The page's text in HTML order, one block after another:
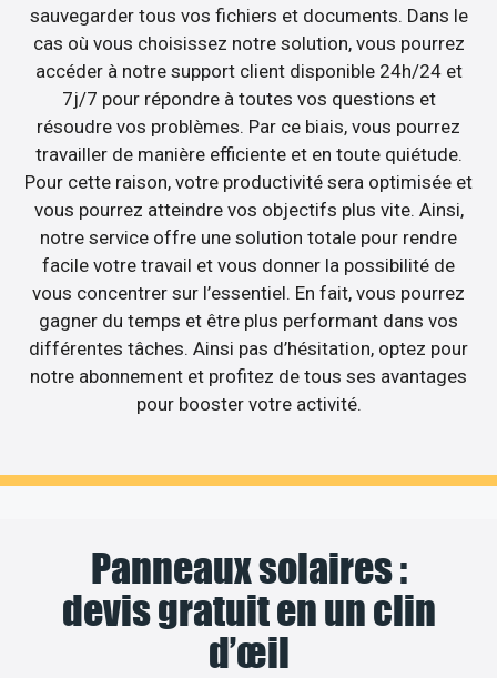
sauvegarder tous vos fichiers et documents. Dans le
cas où vous choisissez notre solution, vous pourrez
accéder à notre support client disponible 24h/24 et
7j/7 pour répondre à toutes vos questions et
résoudre vos problèmes. Par ce biais, vous pourrez
travailler de manière efficiente et en toute quiétude.
Pour cette raison, votre productivité sera optimisée et
vous pourrez atteindre vos objectifs plus vite. Ainsi,
notre service offre une solution totale pour rendre
facile votre travail et vous donner la possibilité de
vous concentrer sur l’essentiel. En fait, vous pourrez
gagner du temps et être plus performant dans vos
différentes tâches. Ainsi pas d’hésitation, optez pour
notre abonnement et profitez de tous ses avantages
pour booster votre activité.
Panneaux solaires :
devis gratuit en un clin
d’œil